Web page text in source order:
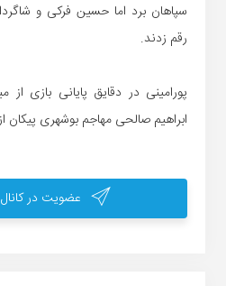
سپاهان برد اما حسین فرکی و
رقم زدند.
پورامینی در دقایق پایانی بازی
ابراهیم صالحی مهاجم بوشهری پیکان از دقیقه ۸۴ به
عضویت در کانال